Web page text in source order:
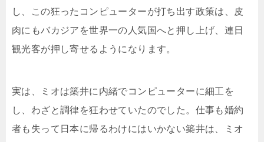
し、この狂ったコンピューターが打ち出す政策は、皮
肉にもバカジアを世界一の人気国へと押し上げ、連日
観光客が押し寄せるようになります。
実は、ミオは築井に内緒でコンピューターに細工を
し、わざと調律を狂わせていたのでした。仕事も婚約
者も失って日本に帰るわけにはいかない築井は、ミオ